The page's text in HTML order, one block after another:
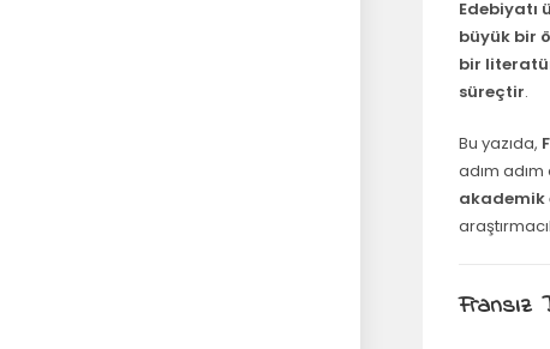
Edebiyatı
büyük bir
bir
süreçtir.
Bu yazıda,
adım adım
akademik
Fransız